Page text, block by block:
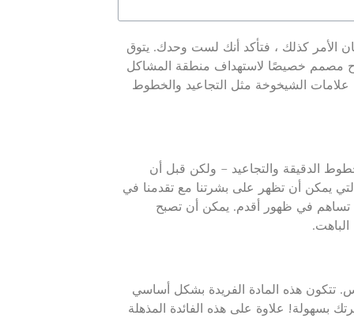
الأمر كذلك ، فتأكد أنك لست وحدك. يتوق
مصمم خصيصًا لاستهداف منطقة المشاكل
الشيخوخة مثل التجاعيد والخطوط
الدقيقة والتجاعيد – ولكن قبل أن
يمكن أن تظهر على بشرتنا مع تقدمنا ​​في
تساهم في ظهور أقدم. يمكن أن تصبح
تتكون هذه المادة الفريدة بشكل أساسي
بسهولة! علاوة على هذه الفائدة المذهلة